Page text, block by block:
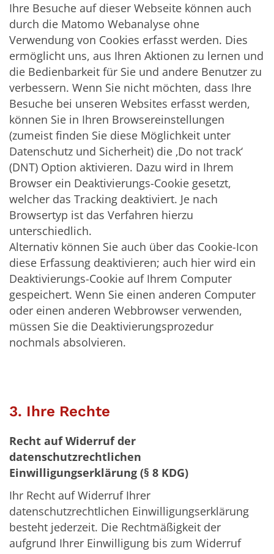
Ihre Besuche auf dieser Webseite können auch
durch die Matomo Webanalyse ohne
Verwendung von Cookies erfasst werden. Dies
ermöglicht uns, aus Ihren Aktionen zu lernen und
die Bedienbarkeit für Sie und andere Benutzer zu
verbessern. Wenn Sie nicht möchten, dass Ihre
Besuche bei unseren Websites erfasst werden,
können Sie in Ihren Browsereinstellungen
(zumeist finden Sie diese Möglichkeit unter
Datenschutz und Sicherheit) die ‚Do not track‘
(DNT) Option aktivieren. Dazu wird in Ihrem
Browser ein Deaktivierungs-Cookie gesetzt,
welcher das Tracking deaktiviert. Je nach
Browsertyp ist das Verfahren hierzu
unterschiedlich.
Alternativ können Sie auch über das Cookie-Icon
diese Erfassung deaktivieren; auch hier wird ein
Deaktivierungs-Cookie auf Ihrem Computer
gespeichert. Wenn Sie einen anderen Computer
oder einen anderen Webbrowser verwenden,
müssen Sie die Deaktivierungsprozedur
nochmals absolvieren.
3. Ihre Rechte
Recht auf Widerruf der
datenschutzrechtlichen
Einwilligungserklärung (§ 8 KDG)
Ihr Recht auf Widerruf Ihrer
datenschutzrechtlichen Einwilligungserklärung
besteht jederzeit. Die Rechtmäßigkeit der
aufgrund Ihrer Einwilligung bis zum Widerruf